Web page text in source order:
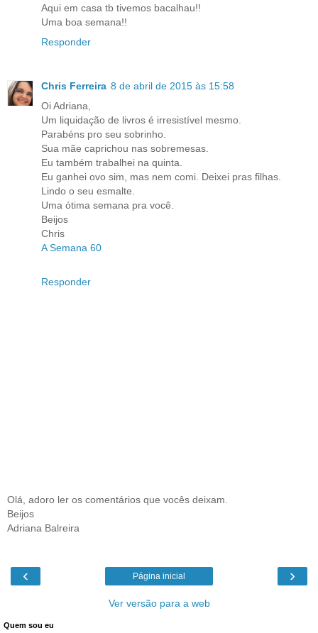
Aqui em casa tb tivemos bacalhau!!
Uma boa semana!!
Responder
Chris Ferreira 8 de abril de 2015 às 15:58
Oi Adriana,
Um liquidação de livros é irresistível mesmo.
Parabéns pro seu sobrinho.
Sua mãe caprichou nas sobremesas.
Eu também trabalhei na quinta.
Eu ganhei ovo sim, mas nem comi. Deixei pras filhas.
Lindo o seu esmalte.
Uma ótima semana pra você.
Beijos
Chris
A Semana 60
Responder
Olá, adoro ler os comentários que vocês deixam.
Beijos
Adriana Balreira
‹ ›
Página inicial
Ver versão para a web
Quem sou eu